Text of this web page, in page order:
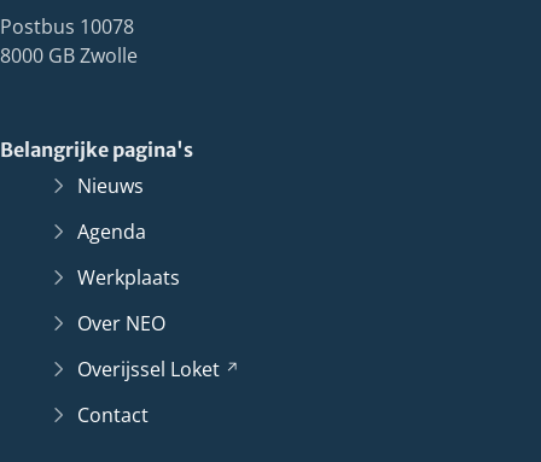
Postbus 10078
8000 GB Zwolle
Belangrijke pagina's
Nieuws
Agenda
Werkplaats
Over NEO
Overijssel Loket
Contact